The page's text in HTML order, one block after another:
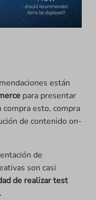
están
para presentar
esto, compra
de contenido on-
de
son casi
de realizar test